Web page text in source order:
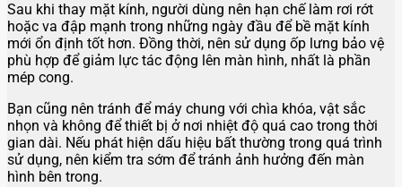
Sau khi thay mặt kính, người dùng nên hạn chế làm rơi rớt
hoặc va đập mạnh trong những ngày đầu để bề mặt kính
mới ổn định tốt hơn. Đồng thời, nên sử dụng ốp lưng bảo vệ
phù hợp để giảm lực tác động lên màn hình, nhất là phần
mép cong.
Bạn cũng nên tránh để máy chung với chìa khóa, vật sắc
nhọn và không để thiết bị ở nơi nhiệt độ quá cao trong thời
gian dài. Nếu phát hiện dấu hiệu bất thường trong quá trình
sử dụng, nên kiểm tra sớm để tránh ảnh hưởng đến màn
hình bên trong.